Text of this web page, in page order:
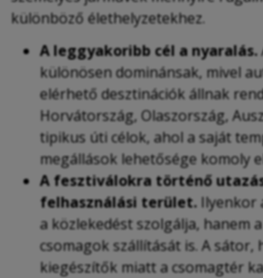
különböző élethelyzetekhez.
A leggyakoribb cél a nyaralás.
különösen dominánsak, mivel
elérhető desztinációk állnak
Horvátország, Olaszország,
tipikus úti célok, ahol a saját
megállások lehetősége komoly
A fesztiválokra történő
felhasználási terület. Ilyenkor
a közlekedést szolgálja, hanem
csomagok szállítását is. A sátor,
kiegészítők miatt a csomagtér